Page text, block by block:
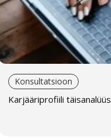
Konsultatsioon
Karjääriprofiili täisanalüüs